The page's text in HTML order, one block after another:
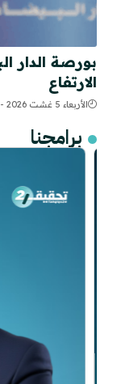
بورصة الدار
الارتفاع
الأربعاء 5 غشت 2026 - 12:20
برامجنا